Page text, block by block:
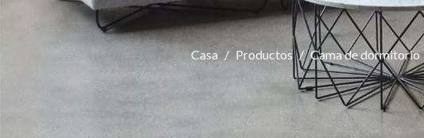
Casa / Productos / Cama de dormitorio